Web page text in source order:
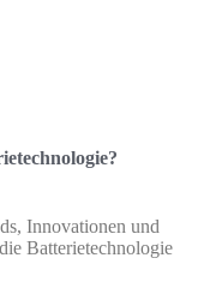
Innovationen und
Batterietechnologie